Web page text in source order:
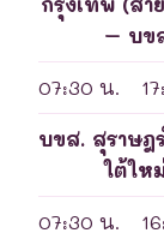
– บข
07:30 น.
บขส. สุราษฎ
ใต้ให
07:30 น.